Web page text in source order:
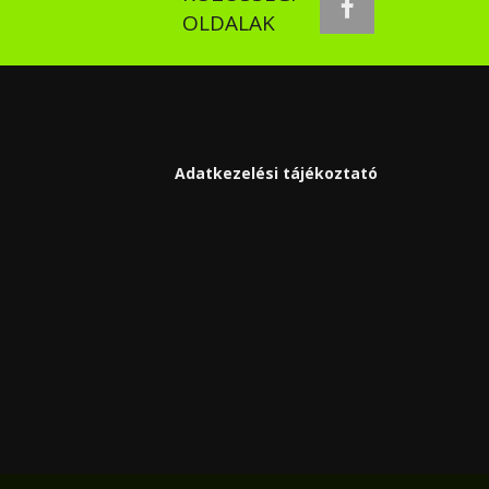
OLDALAK
facebook
Adatkezelési tájékoztató